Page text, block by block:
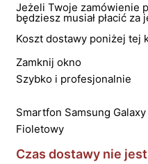
Jeżeli Twoje zamówienie
będziesz musiał płacić
Koszt dostawy poniżej tej
Zamknij okno
Szybko i profesjonalnie
Smartfon Samsung
Fioletowy
Czas dostawy nie